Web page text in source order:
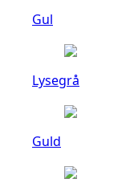
Gul
Lysegrå
Guld